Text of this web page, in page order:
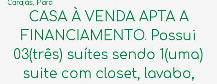
Carajás, Pará
CASA À VENDA APTA A
FINANCIAMENTO. Possui
03(três) suítes sendo 1(uma)
suite com closet, lavabo,